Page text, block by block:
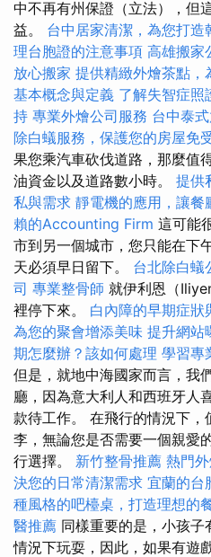
中不再有州保證（立法），但
益。 台中居家清潔，為您打造
理台胞證的注意事項 高雄搬家
放心搬家 提供精緻外燴茶點，
基本概念與定義 了解失智症照
持 專業外燴公司服務 台中泰
除白蟻服務，保護您的房屋免
果您乘汽車砍伐道路，那麼值
油資金以及道路數小時。 提供
私與需求 靜電機的應用，讓餐
賴的Accounting Firm 這可能
市到另一個城市，您只能在下
天必須早日留下。 台北除白蟻
司 專業整骨師 就伊利恩（
裡停下來。 白內障的早期症狀
為您的聚會增添美味 提升網站
期怎麼辦？該如何處理 學習專
但是，就地中海國家而言，我
廳，因為意大利人和西班牙人
款待工作。 在飛行的情況下
李，無論您是否需要一個親愛
行選擇。 新竹整骨推薦 熱門
決您的日常清潔需求 宜蘭的台
種風格的吧檯桌，打造理想的
醫推薦 同樣重要的是，小孩
情況下玩耍，因此，如果有遊